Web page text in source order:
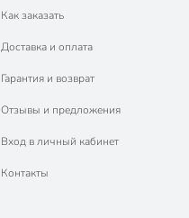
Как заказать
Доставка и оплата
Гарантия и возврат
Отзывы и предложения
Вход в личный кабинет
Контакты